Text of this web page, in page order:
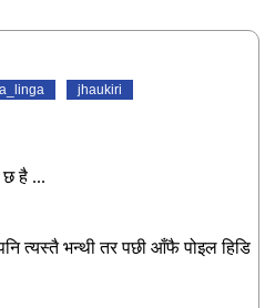
jhaukiri
है ...
त्यस्तै भन्थी तर पछी आँफै पोइल हिडि